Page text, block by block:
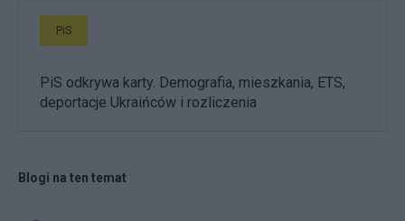
PiS
PiS odkrywa karty. Demografia, mieszkania, ETS,
deportacje Ukraińców i rozliczenia
Blogi na ten temat